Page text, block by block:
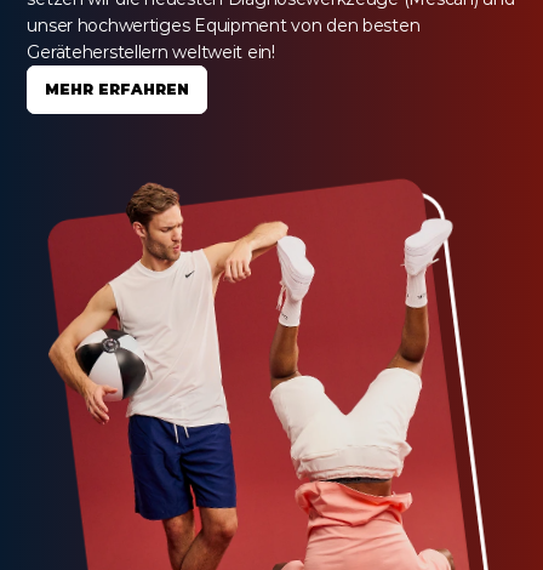
unser hochwertiges Equipment von den besten
Geräteherstellern weltweit ein!
MEHR ERFAHREN